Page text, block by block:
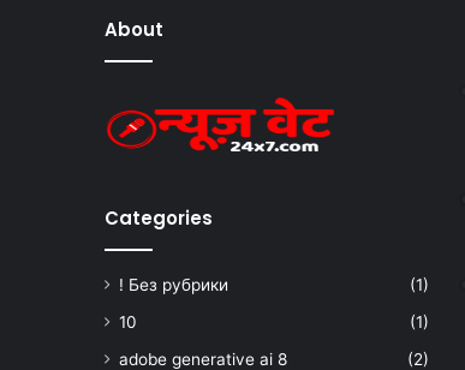
About
Categories
! Без рубрики
(1)
10
(1)
adobe generative ai 8
(2)